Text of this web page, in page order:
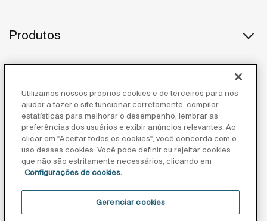
Produtos
Atendimento ao cliente
Sobre nós
Inspiração
Utilizamos nossos próprios cookies e de terceiros para nos
ajudar a fazer o site funcionar corretamente, compilar
estatísticas para melhorar o desempenho, lembrar as
preferências dos usuários e exibir anúncios relevantes. Ao
clicar em "Aceitar todos os cookies", você concorda com o
uso desses cookies. Você pode definir ou rejeitar cookies
que não são estritamente necessários, clicando em
Configurações de cookies.
Gerenciar cookies